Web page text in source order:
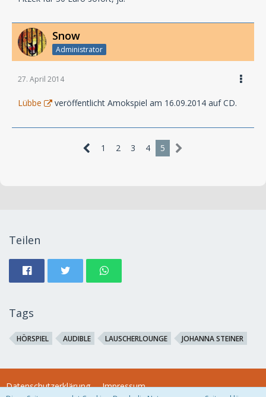
Snow
Administrator
27. April 2014
Lübbe veröffentlicht Amokspiel am 16.09.2014 auf CD.
1 2 3 4 5
Teilen
Tags
HÖRSPIEL AUDIBLE LAUSCHERLOUNGE JOHANNA STEINER
Datenschutzerklärung Impressum